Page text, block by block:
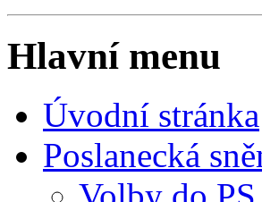
Hlavní menu
Úvodní stránka
Poslanecká